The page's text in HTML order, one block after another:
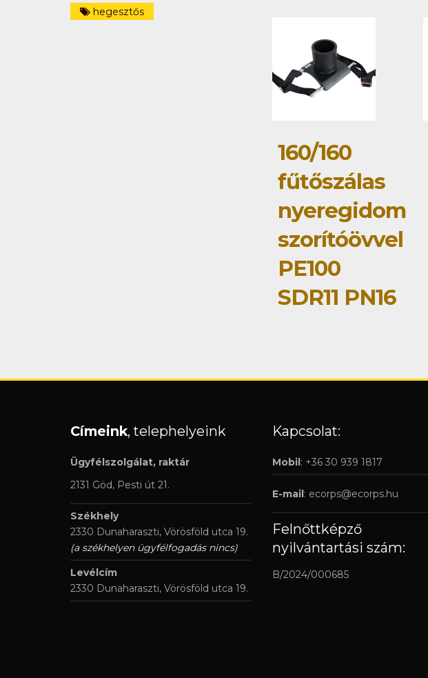
hegesztős
160/160
fűtőszálas
nyeregidom
szorítóövvel
PE100
SDR11 PN16
Címeink, telephelyeink
Ügyfélszolgálat, raktár
2131 Göd, Pesti út 21.
Székhely
2330 Dunaharaszti, Vörösföld utca 19.
(a székhelyen ügyfélfogadás nincs)
Levélcím
2330 Dunaharaszti, Vörösföld utca 19.
Kapcsolat:
Mobil: +36 30 939 1817
E-mail: ecorps@ecorps.hu
Felnőttképző
nyilvántartási szám:
B/2024/000685